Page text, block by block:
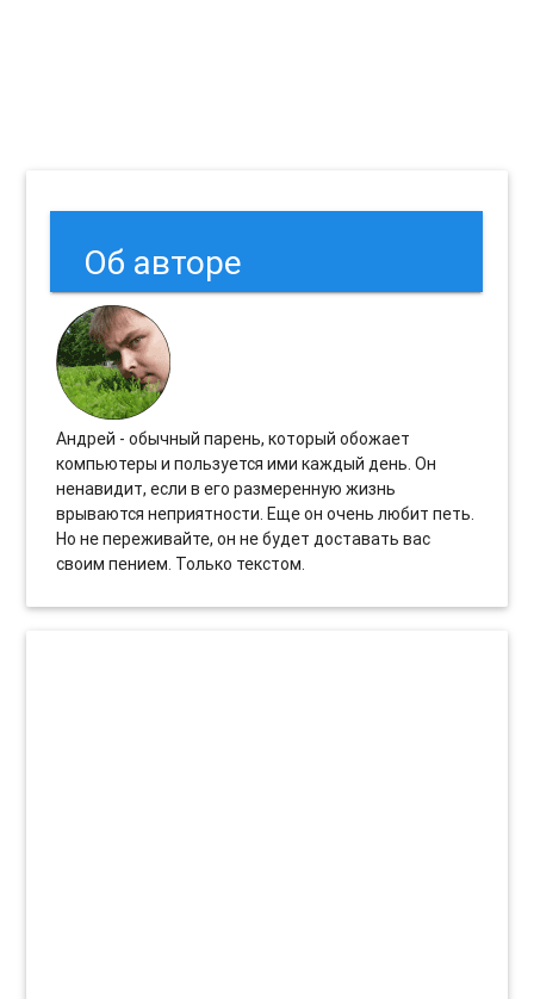
Об авторе
Андрей - обычный парень, который обожает
компьютеры и пользуется ими каждый день. Он
ненавидит, если в его размеренную жизнь
врываются неприятности. Еще он очень любит петь.
Но не переживайте, он не будет доставать вас
своим пением. Только текстом.